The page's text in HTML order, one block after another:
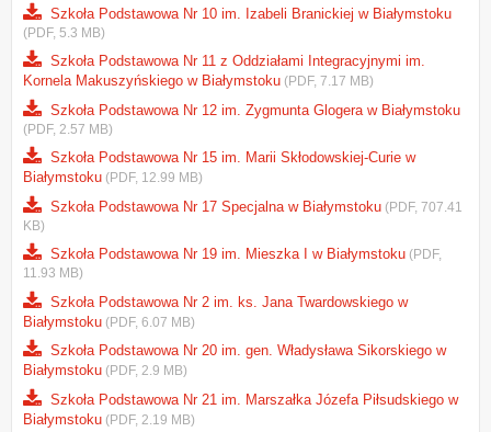
Szkoła Podstawowa Nr 10 im. Izabeli Branickiej w Białymstoku
(PDF, 5.3 MB)
Szkoła Podstawowa Nr 11 z Oddziałami Integracyjnymi im.
Kornela Makuszyńskiego w Białymstoku (PDF, 7.17 MB)
Szkoła Podstawowa Nr 12 im. Zygmunta Glogera w Białymstoku
(PDF, 2.57 MB)
Szkoła Podstawowa Nr 15 im. Marii Skłodowskiej-Curie w
Białymstoku (PDF, 12.99 MB)
Szkoła Podstawowa Nr 17 Specjalna w Białymstoku (PDF, 707.41
KB)
Szkoła Podstawowa Nr 19 im. Mieszka I w Białymstoku (PDF,
11.93 MB)
Szkoła Podstawowa Nr 2 im. ks. Jana Twardowskiego w
Białymstoku (PDF, 6.07 MB)
Szkoła Podstawowa Nr 20 im. gen. Władysława Sikorskiego w
Białymstoku (PDF, 2.9 MB)
Szkoła Podstawowa Nr 21 im. Marszałka Józefa Piłsudskiego w
Białymstoku (PDF, 2.19 MB)